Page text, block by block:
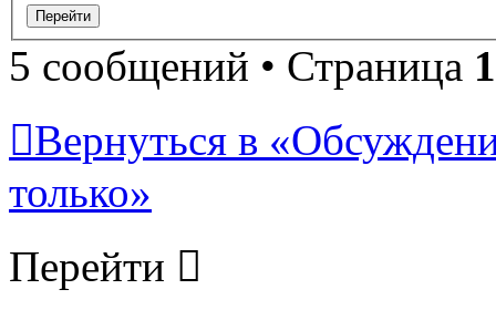
5 сообщений • Страница 1
Вернуться в
только»
Перейти